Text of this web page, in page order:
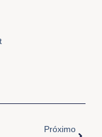
Próximo